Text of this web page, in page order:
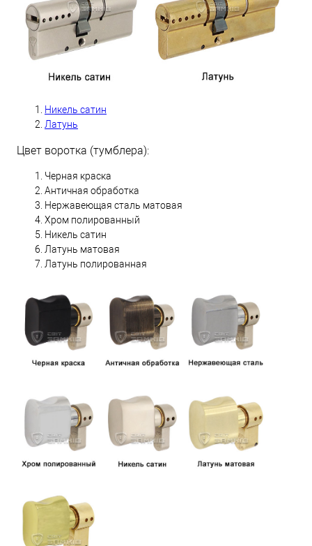
Никель сатин
Латунь
Цвет воротка (тумблера):
Черная краска
Античная обработка
Нержавеющая сталь матовая
Хром полированный
Никель сатин
Латунь матовая
Латунь полированная